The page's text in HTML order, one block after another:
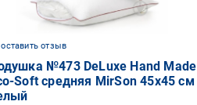
оставить отзыв
№473 DeLuxe Hand Made
Soft средняя MirSon 45x45 см